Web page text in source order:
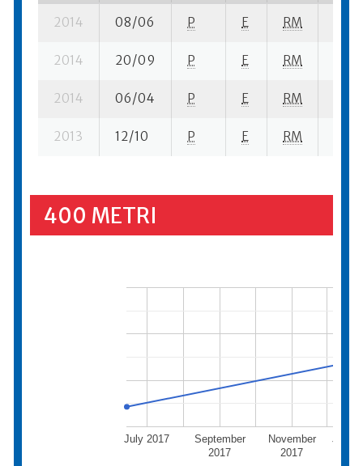
2014 08/06 P E RM
2014 20/09 P E RM
2014 06/04 P E RM
2013 12/10 P E RM
400 METRI
July 2017
September
2017
November
2017